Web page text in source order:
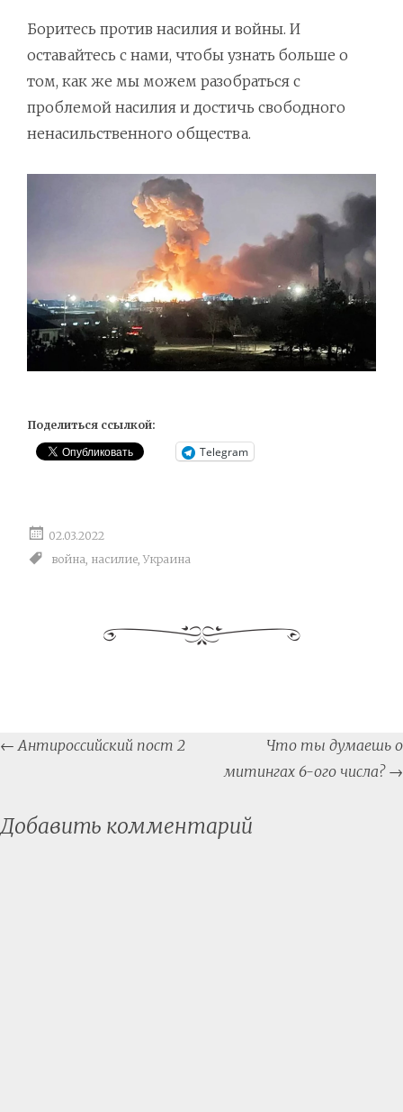
Боритесь против насилия и войны. И
оставайтесь с нами, чтобы узнать больше о
том, как же мы можем разобраться с
проблемой насилия и достичь свободного
ненасильственного общества.
Поделиться ссылкой:
Telegram
02.03.2022
война насилие ,Украина
Post
navigation
← Антироссийский пост 2
Что ты думаешь о
митингах 6-ого числа? →
Добавить комментарий